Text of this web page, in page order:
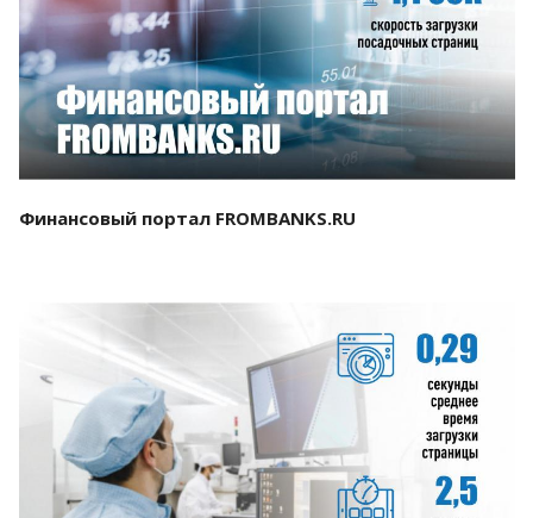
Смотреть проект
Финансовый портал FROMBANKS.RU
Смотреть проект